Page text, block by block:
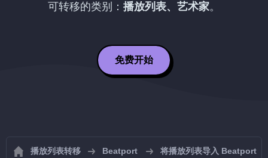
可转移的类别： 播放列表、艺术家。
免费开始
播放列表转移 Beatport 将播放列表导入 Beatport